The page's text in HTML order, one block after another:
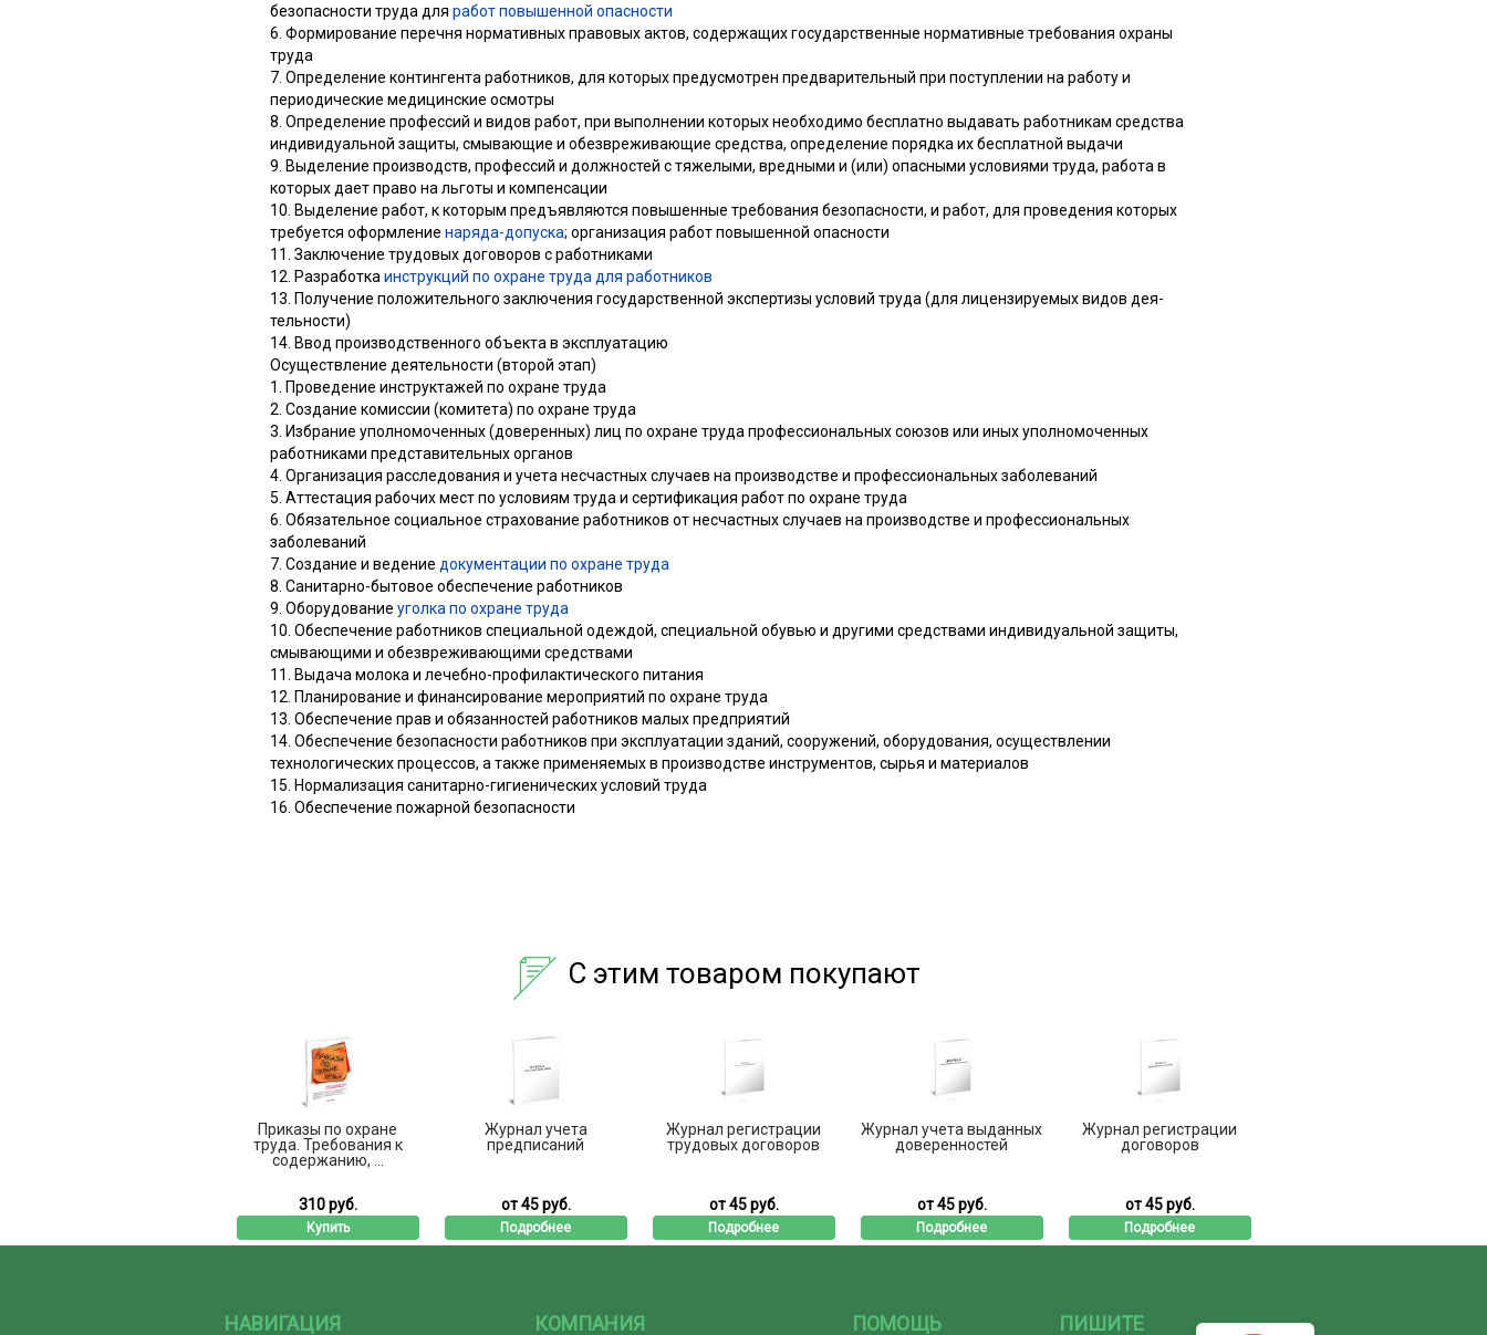
безопасности труда для работ повышенной опасности
6. Формирование перечня нормативных правовых актов, содержащих государственные нормативные требования охраны
труда
7. Определение контингента работников, для которых предусмотрен предварительный при поступлении на работу и
периодические медицинские осмотры
8. Определение профессий и видов работ, при выполнении которых необходимо бесплатно выдавать работникам средства
индивидуальной защиты, смывающие и обезвреживающие средства, определение порядка их бесплатной выдачи
9. Выделение производств, профессий и должностей с тяжелыми, вредными и (или) опасными условиями труда, работа в
которых дает право на льготы и компенсации
10. Выделение работ, к которым предъявляются повышенные требования безопасности, и работ, для проведения которых
требуется оформление наряда-допуска; организация работ повышенной опасности
11. Заключение трудовых договоров с работниками
12. Разработка инструкций по охране труда для работников
13. Получение положительного заключения государственной экспертизы условий труда (для лицензируемых видов дея-
тельности)
14. Ввод производственного объекта в эксплуатацию
Осуществление деятельности (второй этап)
1. Проведение инструктажей по охране труда
2. Создание комиссии (комитета) по охране труда
3. Избрание уполномоченных (доверенных) лиц по охране труда профессиональных союзов или иных уполномоченных
работниками представительных органов
4. Организация расследования и учета несчастных случаев на производстве и профессиональных заболеваний
5. Аттестация рабочих мест по условиям труда и сертификация работ по охране труда
6. Обязательное социальное страхование работников от несчастных случаев на производстве и профессиональных
заболеваний
7. Создание и ведение документации по охране труда
8. Санитарно-бытовое обеспечение работников
9. Оборудование уголка по охране труда
10. Обеспечение работников специальной одеждой, специальной обувью и другими средствами индивидуальной защиты,
смывающими и обезвреживающими средствами
11. Выдача молока и лечебно-профилактического питания
12. Планирование и финансирование мероприятий по охране труда
13. Обеспечение прав и обязанностей работников малых предприятий
14. Обеспечение безопасности работников при эксплуатации зданий, сооружений, оборудования, осуществлении
технологических процессов, а также применяемых в производстве инструментов, сырья и материалов
15. Нормализация санитарно-гигиенических условий труда
16. Обеспечение пожарной безопасности
С этим товаром покупают
Приказы по охране
труда. Требования к
содержанию, ...
310 руб.
Купить
Журнал учета
предписаний
от 45 руб.
Подробнее
Журнал регистрации
трудовых договоров
от 45 руб.
Подробнее
Журнал учета выданных
доверенностей
от 45 руб.
Подробнее
Журнал регистрации
договоров
от 45 руб.
Подробнее
НАВИГАЦИЯ КОМПАНИЯ ПОМОЩЬ
ПИШИТЕ